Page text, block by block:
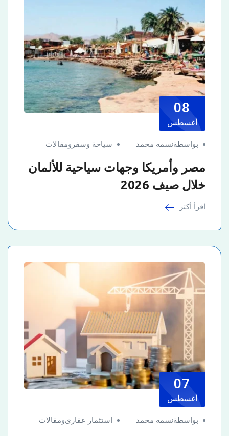
08
أغسطس
بواسطةنسمه محمد سياحة وسفر ومقالات
مصر وأمريكا وجهات سياحية للألمان
خلال صيف 2026
اقرأ أكثر
07
أغسطس
بواسطةنسمه محمد استثمار عقارىومقالات